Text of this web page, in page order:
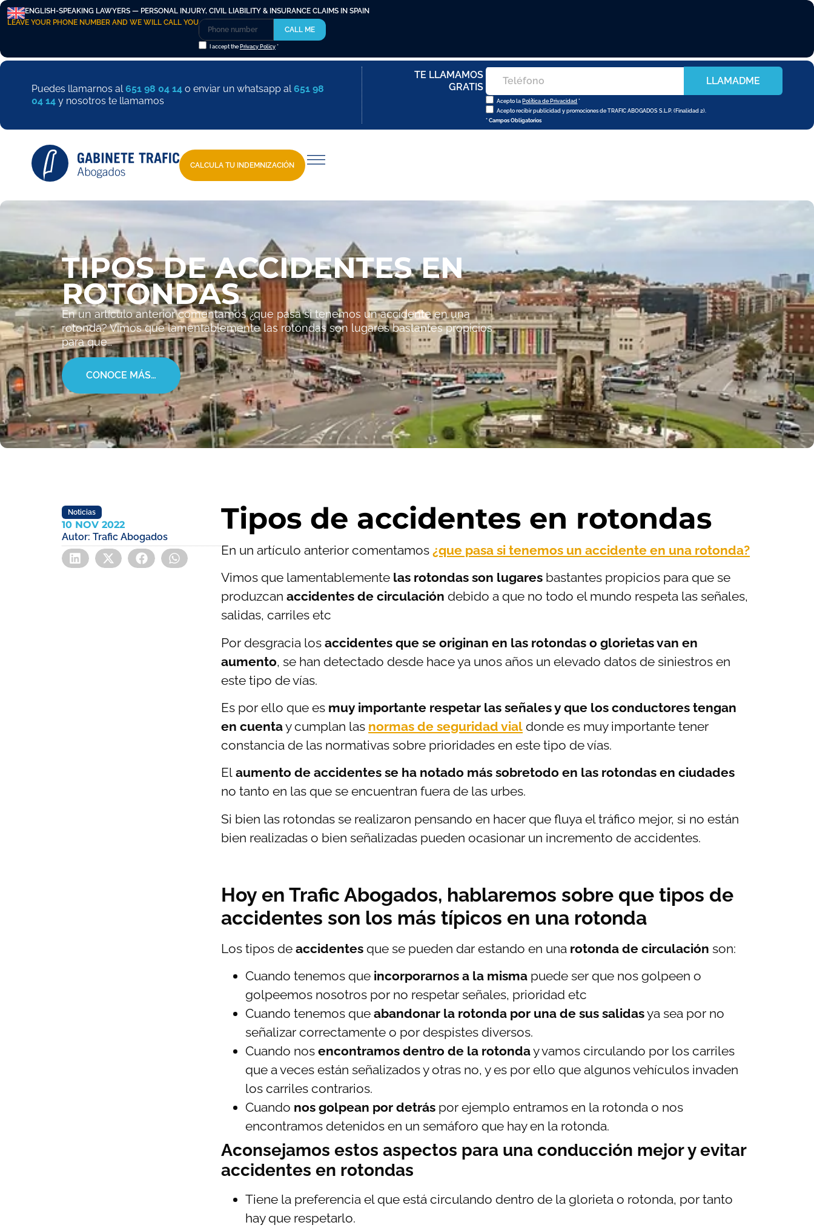
ENGLISH-SPEAKING LAWYERS — PERSONAL INJURY, CIVIL LIABILITY & INSURANCE CLAIMS IN SPAIN
LEAVE YOUR PHONE NUMBER AND WE WILL CALL YOU
I accept the Privacy Policy *
CALL ME
Puedes llamarnos al651 98 04 14 o enviar un whatsapp al651 98
04 14 y nosotros te llamamos
TE LLAMAMOS
GRATIS
Acepto la Política de Privacidad *
Acepto recibir publicidad y promociones de TRAFIC ABOGADOS S.L.P. (Finalidad 2).
* Campos Obligatorios
LLAMADME
CALCULA TU INDEMNIZACIÓN
TIPOS DE ACCIDENTES EN
ROTONDAS
En un artículo anterior comentamos ¿que pasa si tenemos un accidente en una
rotonda? Vimos que lamentablemente las rotondas son lugares bastantes propicios
para que…
CONOCE MÁS…
Noticias
10 NOV 2022
Autor: Trafic Abogados
Tipos de accidentes en rotondas
En un artículo anterior comentamos ¿que pasa si tenemos un accidente en una rotonda?
Vimos que lamentablemente las rotondas son lugares bastantes propicios para que se
produzcan accidentes de circulación debido a que no todo el mundo respeta las señales,
salidas, carriles etc
Por desgracia los accidentes que se originan en las rotondas o glorietas van en
aumento, se han detectado desde hace ya unos años un elevado datos de siniestros en
este tipo de vías.
Es por ello que es muy importante respetar las señales y que los conductores tengan
en cuentay cumplan las normas de seguridad vial donde es muy importante tener
constancia de las normativas sobre prioridades en este tipo de vías.
El aumento de accidentes se ha notado más sobretodo en las rotondas en ciudades
no tanto en las que se encuentran fuera de las urbes.
Si bien las rotondas se realizaron pensando en hacer que fluya el tráfico mejor, si no están
bien realizadas o bien señalizadas pueden ocasionar un incremento de accidentes.
Hoy en Trafic Abogados, hablaremos sobre que tipos de
accidentes son los más típicos en una rotonda
Los tipos de accidentes que se pueden dar estando en una rotonda de circulación son:
Cuando tenemos que incorporarnos a la misma puede ser que nos golpeen o
golpeemos nosotros por no respetar señales, prioridad etc
Cuando tenemos que abandonar la rotonda por una de sus salidasya sea por no
señalizar correctamente o por despistes diversos.
Cuando nos encontramos dentro de la rotonday vamos circulando por los carriles
que a veces están señalizados y otras no, y es por ello que algunos vehículos invaden
los carriles contrarios.
Cuando nos golpean por detrás por ejemplo entramos en la rotonda o nos
encontramos detenidos en un semáforo que hay en la rotonda.
Aconsejamos estos aspectos para una conducción mejor y evitar
accidentes en rotondas
Tiene la preferencia el que está circulando dentro de la glorieta o rotonda, por tanto
hay que respetarlo.